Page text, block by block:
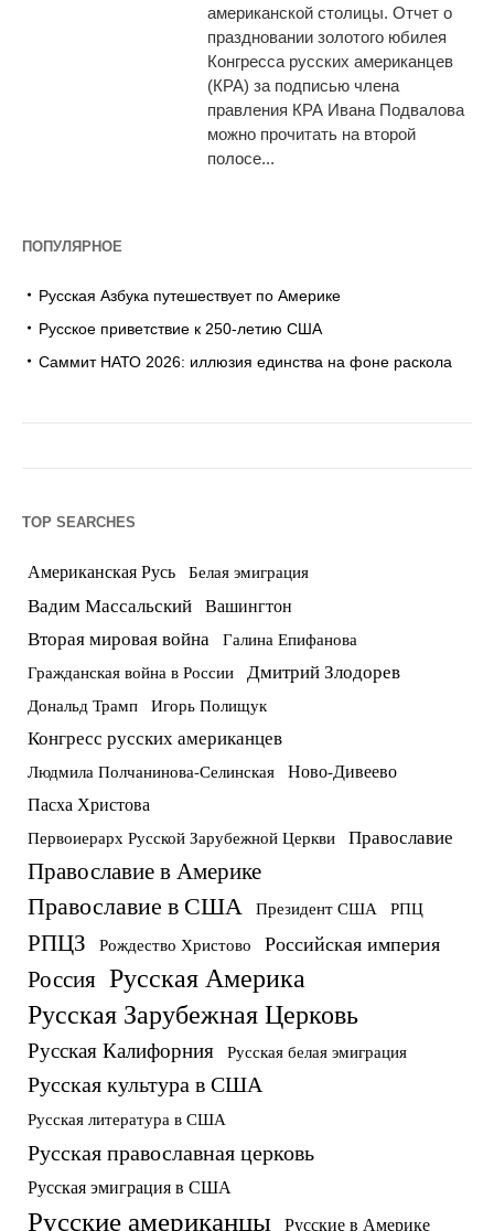
американской столицы. Отчет о
праздновании золотого юбилея
Конгресса русских американцев
(КРА) за подписью члена
правления КРА Ивана Подвалова
можно прочитать на второй
полосе...
ПОПУЛЯРНОЕ
Русская Азбука путешествует по Америке
Русское приветствие к 250-летию США
Саммит НАТО 2026: иллюзия единства на фоне раскола
TOP SEARCHES
Американская Русь Белая эмиграция
Вадим Массальский Вашингтон
Вторая мировая война Галина Епифанова
Гражданская война в России Дмитрий Злодорев
Дональд Трамп Игорь Полищук
Конгресс русских американцев
Людмила Полчанинова-Селинская Ново-Дивеево
Пасха Христова
Первоиерарх Русской Зарубежной Церкви Православие
Православие в Америке
Православие в США Президент США РПЦ
РПЦЗ Рождество Христово Российская империя
Россия Русская Америка
Русская Зарубежная Церковь
Русская Калифорния Русская белая эмиграция
Русская культура в США
Русская литература в США
Русская православная церковь
Русская эмиграция в США
Русские американцы Русские в Америке